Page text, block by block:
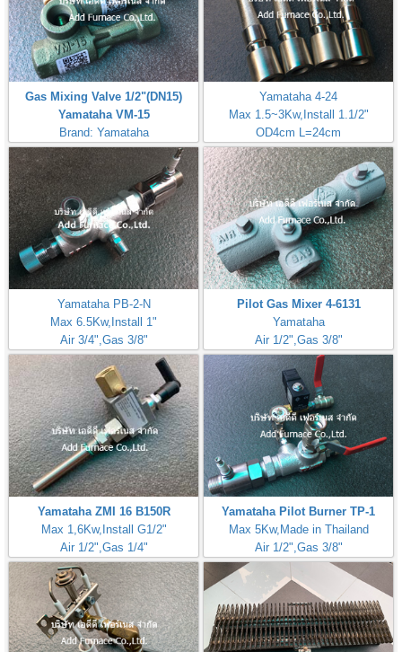
Gas Mixing Valve 1/2"(DN15)
Yamataha VM-15
Brand: Yamataha
Yamataha 4-24
Max 1.5~3Kw,Install 1.1/2"
OD4cm L=24cm
Inlet Gas Size 1/4"
Yamataha PB-2-N
Max 6.5Kw,Install 1"
Air 3/4",Gas 3/8"
Pilot Gas Mixer 4-6131
Yamataha
Air 1/2",Gas 3/8"
Yamataha ZMI 16 B150R
Max 1,6Kw,Install G1/2"
Air 1/2",Gas 1/4"
Yamataha Pilot Burner TP-1
Max 5Kw,Made in Thailand
Air 1/2",Gas 3/8"